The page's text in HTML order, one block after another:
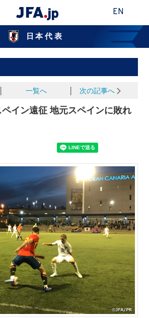
EN
日本代表
一覧へ 次の記事へ
イン遠征 地元スペインに敗れ